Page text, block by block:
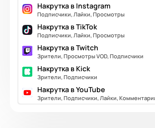
Накрутка в Instagram
Подписчики, Лайки, Просмотры
Накрутка в TikTok
Подписчики, Лайки, Просмотры
Накрутка в Twitch
Зрители, Просмотры VOD, Подписчики
Накрутка в Kick
Зрители, Подписчики
Накрутка в YouTube
Зрители, Подписчики, Лайки,